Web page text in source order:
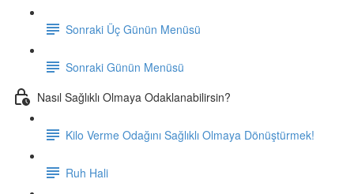
Sonraki Üç Günün Menüsü
Sonraki Günün Menüsü
Nasıl Sağlıklı Olmaya Odaklanabilirsin?
Kilo Verme Odağını Sağlıklı Olmaya Dönüştürmek!
Ruh Hali